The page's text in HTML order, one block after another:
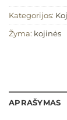
Kategorijos:
Žyma: kojinės
APRAŠYMAS